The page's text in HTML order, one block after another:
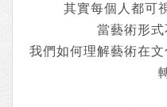
其實每個人都可
當藝術形式
我們如何理解藝術在